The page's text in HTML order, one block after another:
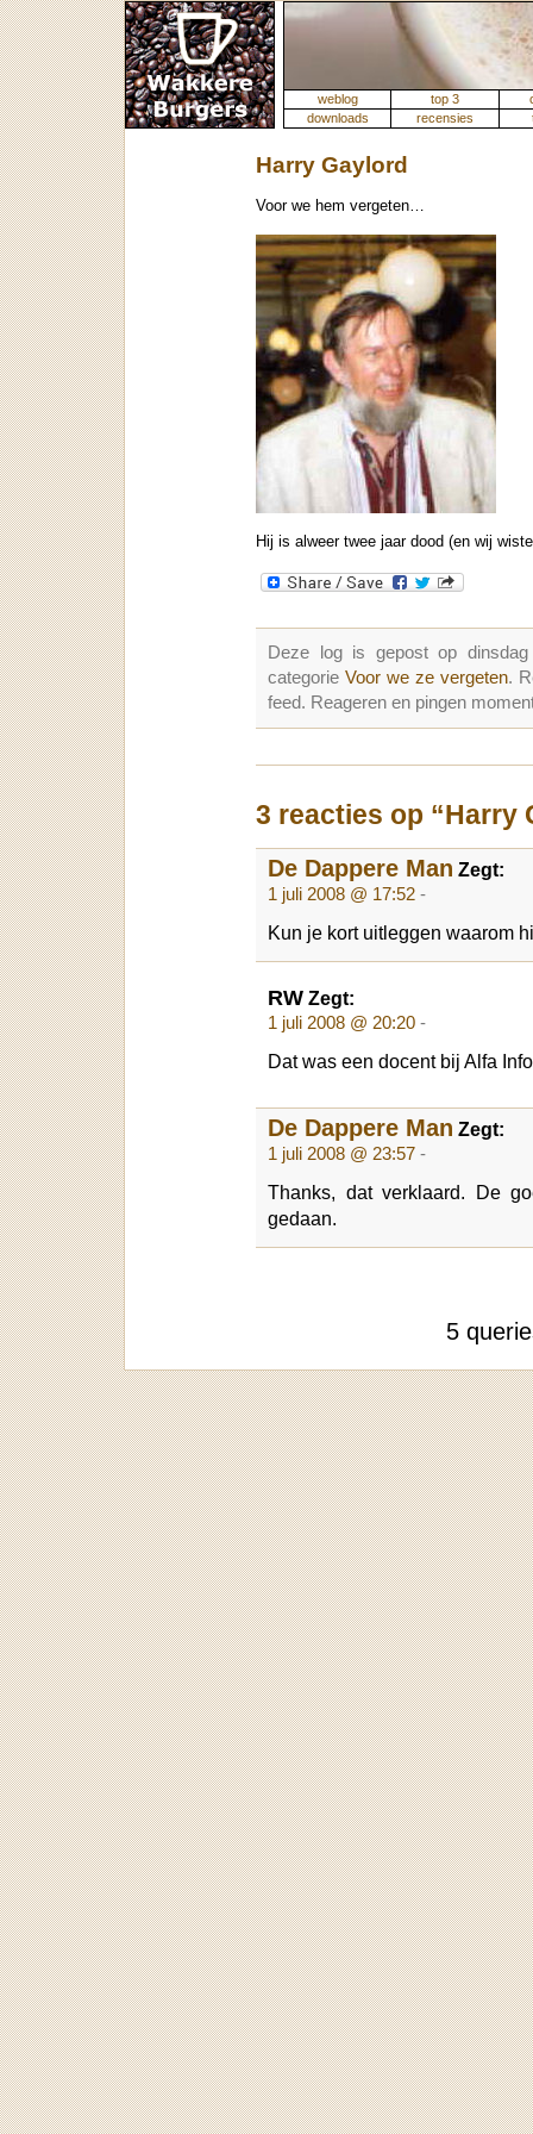
weblog top 3
downloads
recensies
Harry Gaylord
Voor we hem vergeten…
Hij is alweer twee jaar dood (en wij
Deze log is gepost op
categorieVoor we ze vergeten.
feed. Reageren en pingen
3 reacties op “Harry
De Dappere Man Zegt:
1 juli 2008 @ 17:52 -
Kun je kort uitleggen waarom
RW Zegt:
1 juli 2008 @ 20:20 -
Dat was een docent bij Alfa
De Dappere Man Zegt:
1 juli 2008 @ 23:57 -
Thanks, dat verklaard. De
gedaan.
5